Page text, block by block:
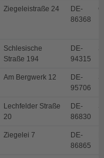
Ziegeleistraße 24
DE-
86368
Schlesische
Straße 194
DE-
94315
Am Bergwerk 12
DE-
95706
Lechfelder Straße
20
DE-
86830
Ziegelei 7
DE-
86865